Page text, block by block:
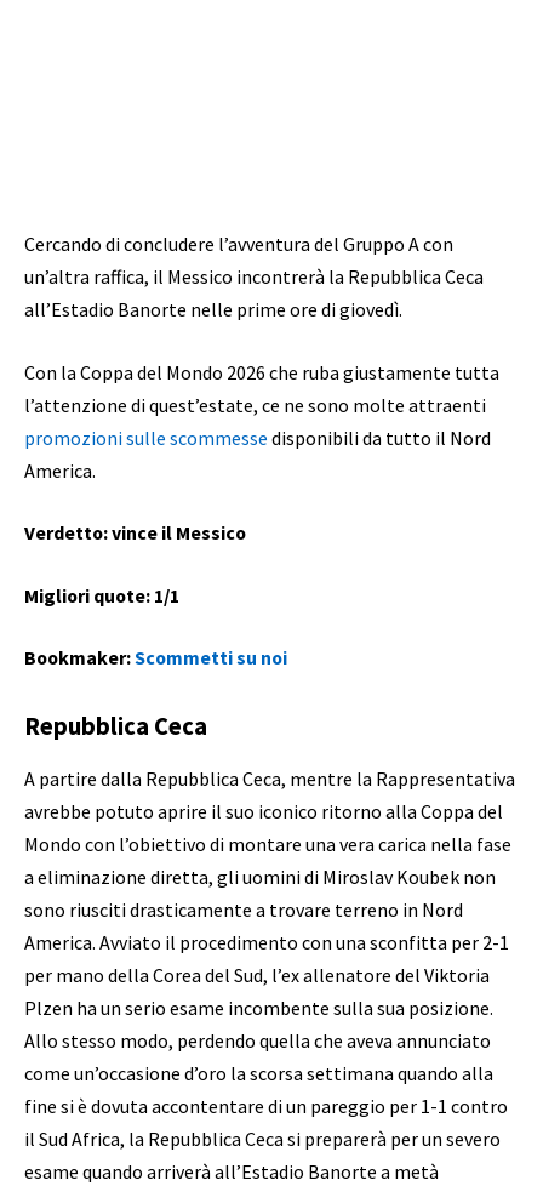
Cercando di concludere l’avventura del Gruppo A con
un’altra raffica, il Messico incontrerà la Repubblica Ceca
all’Estadio Banorte nelle prime ore di giovedì.
Con la Coppa del Mondo 2026 che ruba giustamente tutta
l’attenzione di quest’estate, ce ne sono molte attraenti
promozioni sulle scommesse disponibili da tutto il Nord
America.
Verdetto: vince il Messico
Migliori quote: 1/1
Bookmaker:Scommetti su noi
Repubblica Ceca
A partire dalla Repubblica Ceca, mentre la Rappresentativa
avrebbe potuto aprire il suo iconico ritorno alla Coppa del
Mondo con l’obiettivo di montare una vera carica nella fase
a eliminazione diretta, gli uomini di Miroslav Koubek non
sono riusciti drasticamente a trovare terreno in Nord
America. Avviato il procedimento con una sconfitta per 2-1
per mano della Corea del Sud, l’ex allenatore del Viktoria
Plzen ha un serio esame incombente sulla sua posizione.
Allo stesso modo, perdendo quella che aveva annunciato
come un’occasione d’oro la scorsa settimana quando alla
fine si è dovuta accontentare di un pareggio per 1-1 contro
il Sud Africa, la Repubblica Ceca si preparerà per un severo
esame quando arriverà all’Estadio Banorte a metà